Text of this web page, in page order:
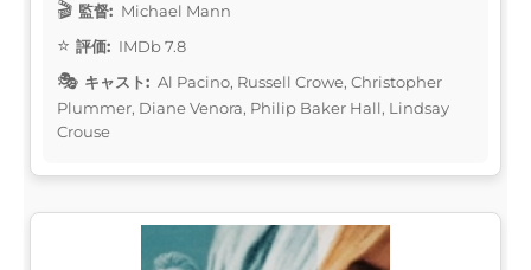
監督: Michael Mann
評価: IMDb 7.8
キャスト: Al Pacino, Russell Crowe, Christopher
Plummer, Diane Venora, Philip Baker Hall, Lindsay
Crouse